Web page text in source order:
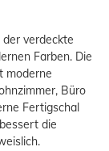
verdeckte
Farben. Die
moderne
Büro
Fertigschal
die